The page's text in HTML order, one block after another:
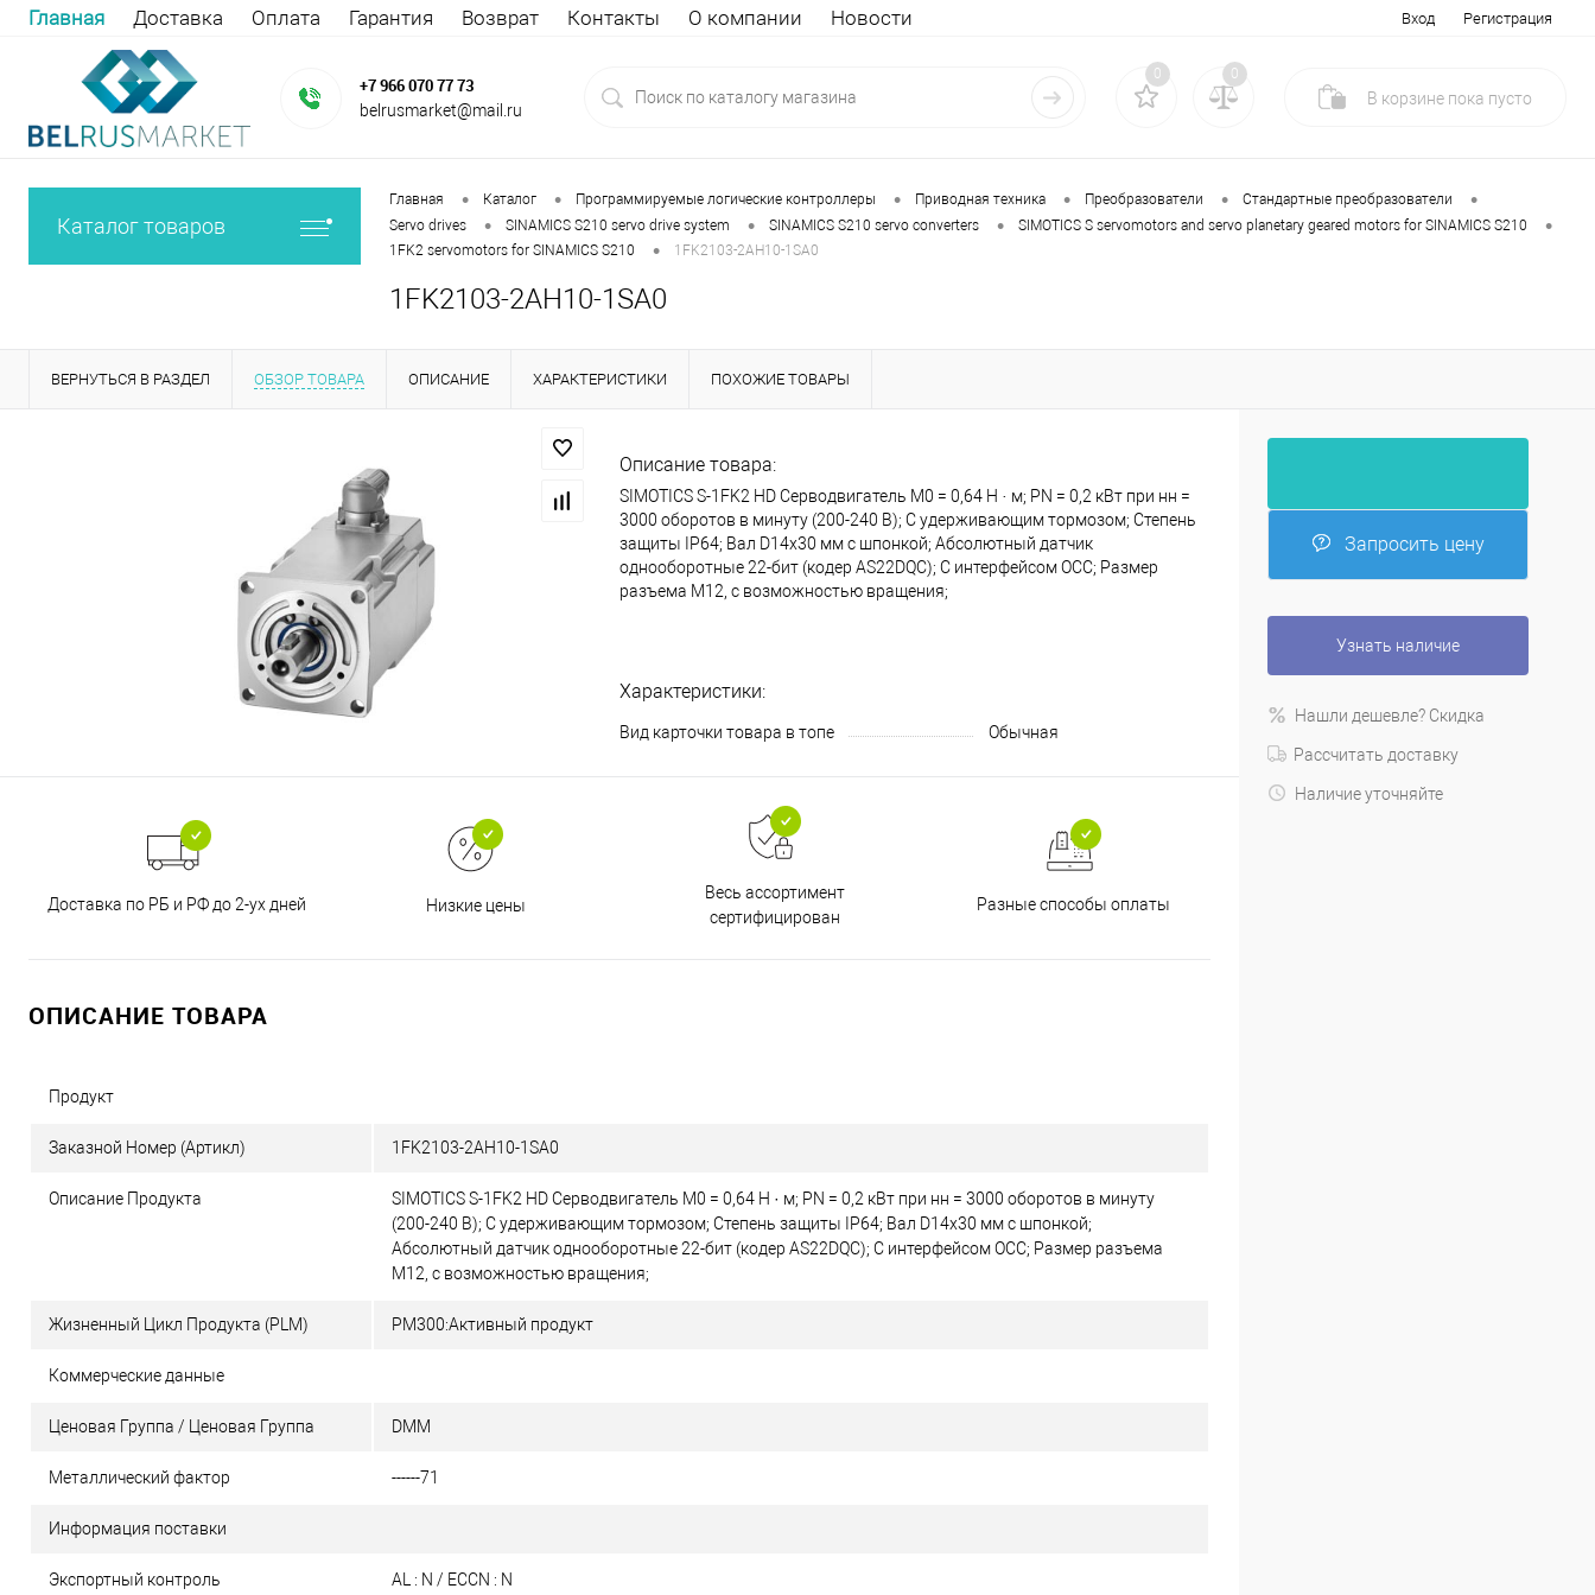
Главная Доставка Оплата Гарантия Возврат Контакты О компании Новости Вход Регистрация
+7 966 070 77 73
belrusmarket@mail.ru
0 0
В корзине пока пусто
Каталог товаров
Главная • Каталог • Программируемые логические контроллеры • Приводная техника • Преобразователи • Стандартные преобразователи •
Servo drives • SINAMICS S210 servo drive system • SINAMICS S210 servo converters • SIMOTICS S servomotors and servo planetary geared motors for SINAMICS S210 •
1FK2 servomotors for SINAMICS S210 • 1FK2103-2AH10-1SA0
1FK2103-2AH10-1SA0
ВЕРНУТЬСЯ В РАЗДЕЛ ОБЗОР ТОВАРА ОПИСАНИЕ ХАРАКТЕРИСТИКИ ПОХОЖИЕ ТОВАРЫ
Описание товара:
SIMOTICS S-1FK2 HD Серводвигатель М0 = 0,64 Н · м; PN = 0,2 кВт при нн =
3000 оборотов в минуту (200-240 В); С удерживающим тормозом; Степень
защиты IP64; Вал D14x30 мм с шпонкой; Абсолютный датчик
однооборотные 22-бит (кодер AS22DQC); С интерфейсом OCC; Размер
разъема M12, с возможностью вращения;
Характеристики:
Вид карточки товара в топе Обычная
Доставка по РБ и РФ до 2-ух дней Низкие цены
Весь ассортимент
сертифицирован
Разные способы оплаты
ОПИСАНИЕ ТОВАРА
Продукт
Заказной Номер (Артикл) 1FK2103-2AH10-1SA0
Описание Продукта
SIMOTICS S-1FK2 HD Серводвигатель М0 = 0,64 Н · м; PN = 0,2 кВт при нн = 3000 оборотов в минуту
(200-240 В); С удерживающим тормозом; Степень защиты IP64; Вал D14x30 мм с шпонкой;
Абсолютный датчик однооборотные 22-бит (кодер AS22DQC); С интерфейсом OCC; Размер разъема
M12, с возможностью вращения;
Жизненный Цикл Продукта (PLM) PM300:Активный продукт
Коммерческие данные
Ценовая Группа / Ценовая Группа DMM
Металлический фактор ------71
Информация поставки
Экспортный контроль AL : N / ECCN : N
Запросить цену
Узнать наличие
Нашли дешевле? Скидка
Рассчитать доставку
Наличие уточняйте